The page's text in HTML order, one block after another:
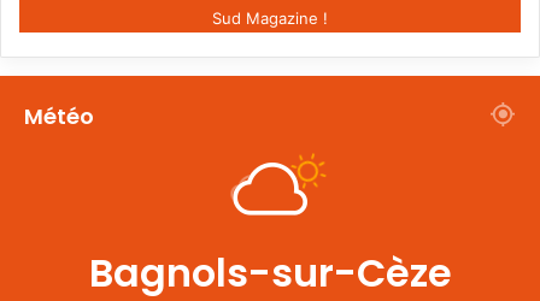
Sud Magazine !
Météo
Bagnols-sur-Cèze